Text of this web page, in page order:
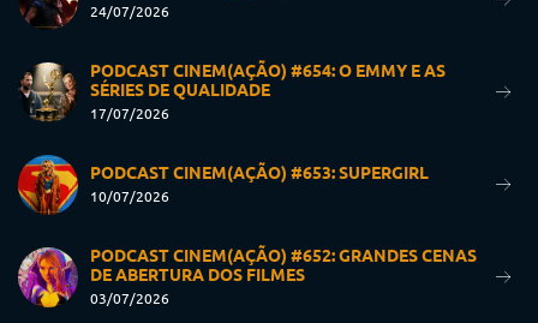
24/07/2026
PODCAST CINEM(AÇÃO) #654: O EMMY E AS
SÉRIES DE QUALIDADE
17/07/2026
PODCAST CINEM(AÇÃO) #653: SUPERGIRL
10/07/2026
PODCAST CINEM(AÇÃO) #652: GRANDES CENAS
DE ABERTURA DOS FILMES
03/07/2026